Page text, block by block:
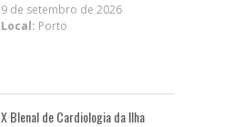
9 de setembro de 2026
Local: Porto
X BIenal de Cardiologia da Ilha